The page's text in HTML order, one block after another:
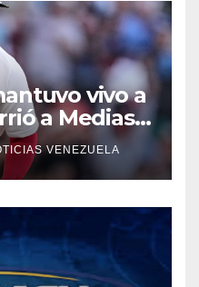
vivo a
a Medias
VENEZUELA